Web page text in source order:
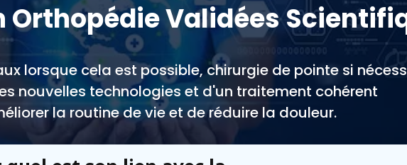
Orthopédie Validées
lorsque cela est possible, chirurgie de pointe si
nouvelles technologies et d'un traitement cohérent
la routine de vie et de réduire la douleur.